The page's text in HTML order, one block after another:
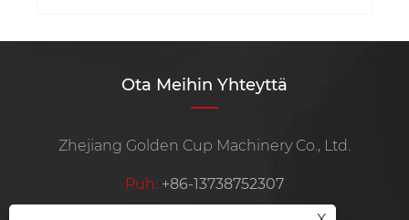
Ota Meihin Yhteyttä
Zhejiang Golden Cup Machinery Co., Ltd.
Puh: +86-13738752307